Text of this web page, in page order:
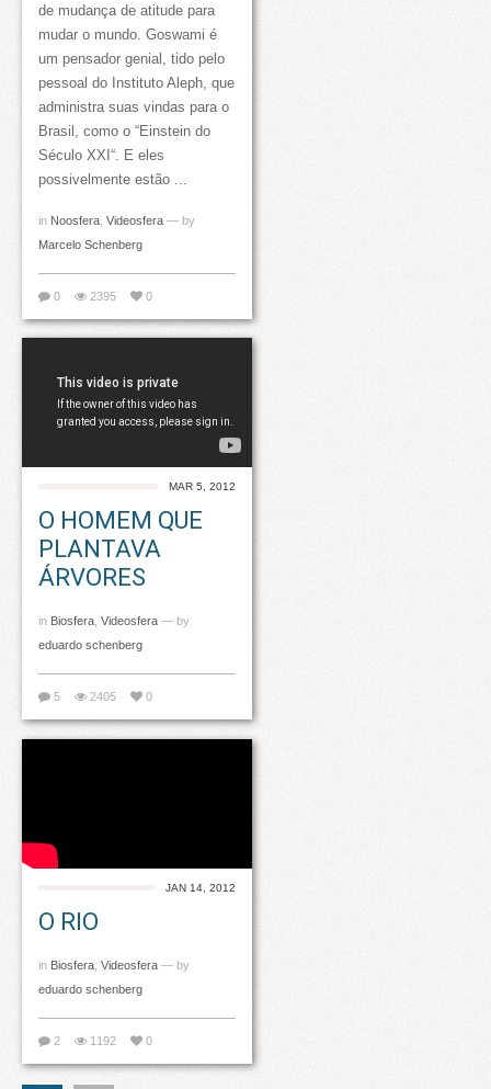
de mudança de atitude para
mudar o mundo. Goswami é
um pensador genial, tido pelo
pessoal do Instituto Aleph, que
administra suas vindas para o
Brasil, como o “Einstein do
Século XXI“. E eles
possivelmente estão ...
in Noosfera Videosfera — by
Marcelo Schenberg
0 2395 0
MAR 5, 2012
O HOMEM QUE
PLANTAVA
ÁRVORES
in Biosfera, Videosfera — by
eduardo schenberg
5 2405 0
JAN 14, 2012
O RIO
in Biosfera, Videosfera — by
eduardo schenberg
2 1192 0